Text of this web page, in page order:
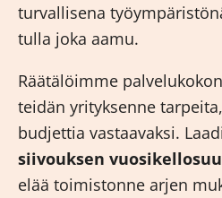
turvallisena
tulla joka aamu.
Räätälöimme
teidän yrityksenne
budjettia vastaavaksi.
siivouksen
elää toimistonne arjen